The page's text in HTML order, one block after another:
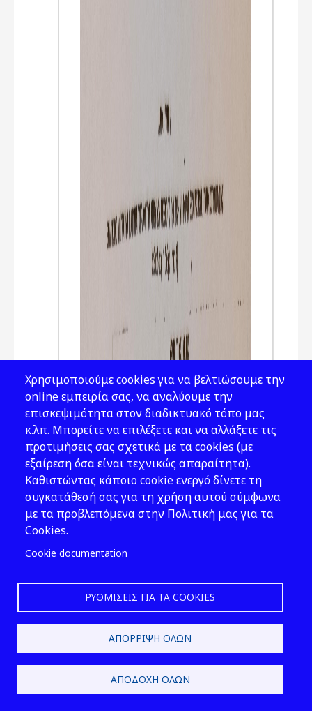
Χρησιμοποιούμε cookies για να βελτιώσουμε την
online εμπειρία σας, να αναλύουμε την
επισκεψιμότητα στον διαδικτυακό τόπο μας
κ.λπ. Μπορείτε να επιλέξετε και να αλλάξετε τις
προτιμήσεις σας σχετικά με τα cookies (με
εξαίρεση όσα είναι τεχνικώς απαραίτητα).
Καθιστώντας κάποιο cookie ενεργό δίνετε τη
συγκατάθεσή σας για τη χρήση αυτού σύμφωνα
με τα προβλεπόμενα στην Πολιτική μας για τα
Cookies.
Cookie documentation
ΡΥΘΜΊΣΕΙΣ ΓΙΑ ΤΑ COOKIES
ΑΠΌΡΡΙΨΗ ΌΛΩΝ
ΑΠΟΔΟΧΉ ΌΛΩΝ